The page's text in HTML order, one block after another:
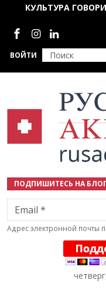
Перейти к основному
ВОЙТИ
КУЛЬТУРА
Социальные сети
ПОДПИШИТЕСЬ НА
Email
Адрес электронной почты